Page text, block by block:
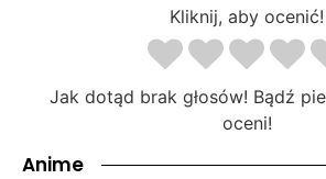
Kliknij, aby ocenić!
Jak dotąd brak głosów! Bądź
oceni!
Anime